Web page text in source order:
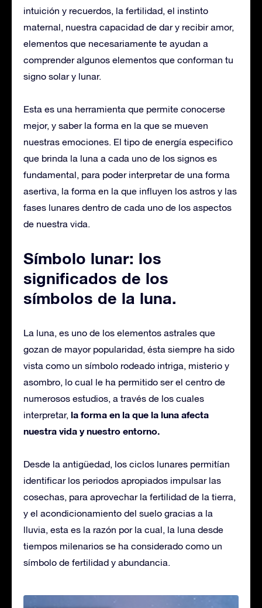
intuición y recuerdos, la fertilidad, el instinto
maternal, nuestra capacidad de dar y recibir amor,
elementos que necesariamente te ayudan a
comprender algunos elementos que conforman tu
signo solar y lunar.
Esta es una herramienta que permite conocerse
mejor, y saber la forma en la que se mueven
nuestras emociones. El tipo de energía especifico
que brinda la luna a cada uno de los signos es
fundamental, para poder interpretar de una forma
asertiva, la forma en la que influyen los astros y las
fases lunares dentro de cada uno de los aspectos
de nuestra vida.
Símbolo lunar: los
significados de los
símbolos de la luna.
La luna, es uno de los elementos astrales que
gozan de mayor popularidad, ésta siempre ha sido
vista como un símbolo rodeado intriga, misterio y
asombro, lo cual le ha permitido ser el centro de
numerosos estudios, a través de los cuales
interpretar, la forma en la que la luna afecta
nuestra vida y nuestro entorno.
Desde la antigüedad, los ciclos lunares permitían
identificar los periodos apropiados impulsar las
cosechas, para aprovechar la fertilidad de la tierra,
y el acondicionamiento del suelo gracias a la
lluvia, esta es la razón por la cual, la luna desde
tiempos milenarios se ha considerado como un
símbolo de fertilidad y abundancia.